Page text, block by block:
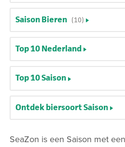
SeaZon is een Saison met
Saison Bieren (10)
Top 10 Nederland
Top 10 Saison
Ontdek biersoort Saison